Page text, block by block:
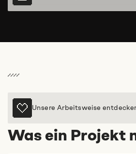
Unsere Arbeitsweise
Was ein Projekt